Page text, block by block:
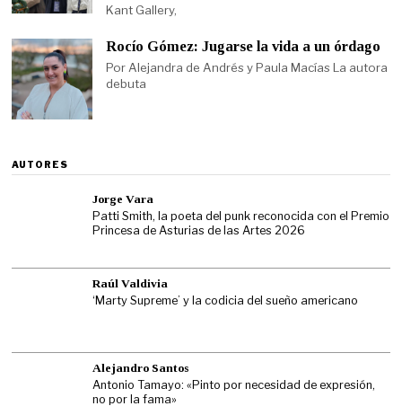
Kant Gallery,
Rocío Gómez: Jugarse la vida a un órdago
Por Alejandra de Andrés y Paula Macías La autora
debuta
AUTORES
Jorge Vara
Patti Smith, la poeta del punk reconocida con el Premio
Princesa de Asturias de las Artes 2026
Raúl Valdivia
‘Marty Supreme’ y la codicia del sueño americano
Alejandro Santos
Antonio Tamayo: «Pinto por necesidad de expresión,
no por la fama»